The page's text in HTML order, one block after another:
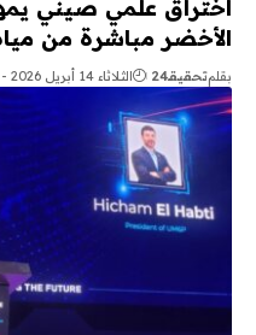
اختراق علمي صيني
الأخضر مباشرة من
بقلمتحقيقـ24 الثلاثاء 14 أبريل 2026 - 08:00